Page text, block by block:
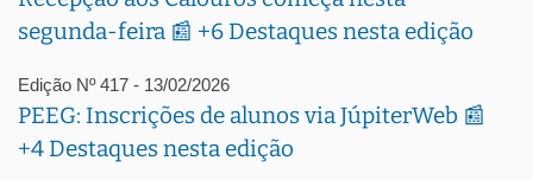
segunda-feira 📰 +6 Destaques nesta edição
Edição Nº 417 - 13/02/2026
PEEG: Inscrições de alunos via JúpiterWeb 📰
+4 Destaques nesta edição